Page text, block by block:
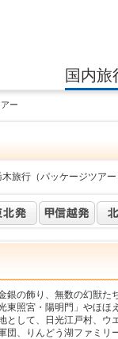
国内旅
ー
旅行（パッケージツアー
銀の飾り、無数の幻獣た
東照宮・陽明門」やほほ
として、日光江戸村、ウ
団、りんどう湖ファミリ